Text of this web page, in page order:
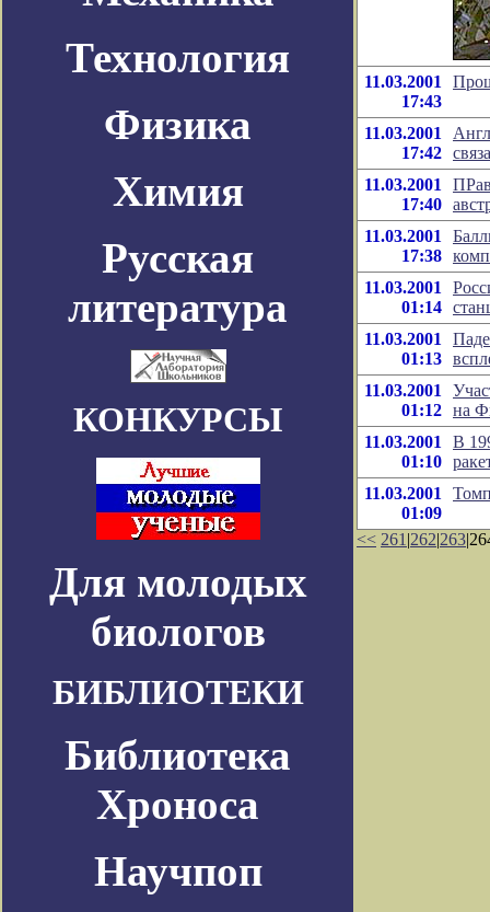
Технология
Физика
Химия
Русская
литература
КОНКУРСЫ
Для молодых
биологов
БИБЛИОТЕКИ
Библиотека
Хроноса
Научпоп
11.03.2001
17:43
11.03.2001
17:42
11.03.2001
17:40
11.03.2001
17:38
11.03.2001
01:14
11.03.2001
01:13
11.03.2001
01:12 на
11.03.2001
01:10
В
11.03.2001
01:09
<< 261 |262|263